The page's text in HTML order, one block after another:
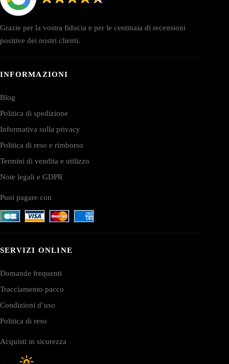
Grazie per la vostra fiducia e per le centinaia di recensioni
positive dei nostri clienti.
INFORMAZIONI
Blog
Politica di spedizione
Informativa sulla privacy
Politica di reso e rimborso
Termini di vendita e utilizzo
Note legali e GDPR
Puoi pagare con
SERVIZI ONLINE
Domande frequenti
Tracciamento pacco
Condizioni d’uso
Politica di reso
Acquisti in sicurezza